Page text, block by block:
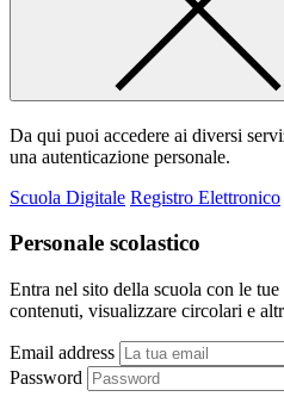
Da qui puoi accedere ai diversi
una autenticazione personale.
Scuola Digitale Registro Elettronico
Personale scolastico
Entra nel sito della scuola con le
contenuti, visualizzare circolari e
Email address
Password